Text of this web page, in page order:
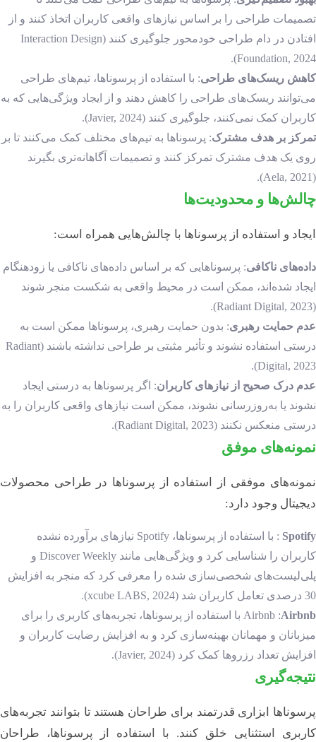
تصمیمات طراحی را بر اساس نیازهای واقعی کاربران اتخاذ کنند و از
افتادن در دام طراحی خودمحور جلوگیری کنند (Interaction Design
Foundation, 2024).
کاهش ریسک‌های طراحی: با استفاده از پرسوناها، تیم‌های طراحی
می‌توانند ریسک‌های طراحی را کاهش دهند و از ایجاد ویژگی‌هایی که به
کاربران کمک نمی‌کنند، جلوگیری کنند (Javier, 2024).
تمرکز بر هدف مشترک: پرسوناها به تیم‌های مختلف کمک می‌کنند تا بر
روی یک هدف مشترک تمرکز کنند و تصمیمات آگاهانه‌تری بگیرند
(Aela, 2021).
چالش‌ها و محدودیت‌ها
ایجاد و استفاده از پرسوناها با چالش‌هایی همراه است:
داده‌های ناکافی: پرسوناهایی که بر اساس داده‌های ناکافی یا زودهنگام
ایجاد شده‌اند، ممکن است در محیط واقعی به شکست منجر شوند
(Radiant Digital, 2023).
عدم حمایت رهبری: بدون حمایت رهبری، پرسوناها ممکن است به
درستی استفاده نشوند و تأثیر مثبتی بر طراحی نداشته باشند (Radiant
Digital, 2023).
عدم درک صحیح از نیازهای کاربران: اگر پرسوناها به درستی ایجاد
نشوند یا به‌روزرسانی نشوند، ممکن است نیازهای واقعی کاربران را به
درستی منعکس نکنند (Radiant Digital, 2023).
نمونه‌های موفق
نمونه‌های موفقی از استفاده از پرسوناها در طراحی محصولات
دیجیتال وجود دارد:
Spotify
: با استفاده از پرسوناها، Spotify نیازهای برآورده نشده
کاربران را شناسایی کرد و ویژگی‌هایی مانند Discover Weekly و
پلی‌لیست‌های شخصی‌سازی شده را معرفی کرد که منجر به افزایش
30 درصدی تعامل کاربران شد (xcube LABS, 2024).
Airbnb :Airbnb
با استفاده از پرسوناها، تجربه‌های کاربری را برای
میزبانان و مهمانان بهینه‌سازی کرد و به افزایش رضایت کاربران و
افزایش تعداد رزروها کمک کرد (Javier, 2024).
نتیجه‌گیری
پرسوناها ابزاری قدرتمند برای طراحان هستند تا بتوانند تجربه‌های
کاربری استثنایی خلق کنند. با استفاده از پرسوناها، طراحان